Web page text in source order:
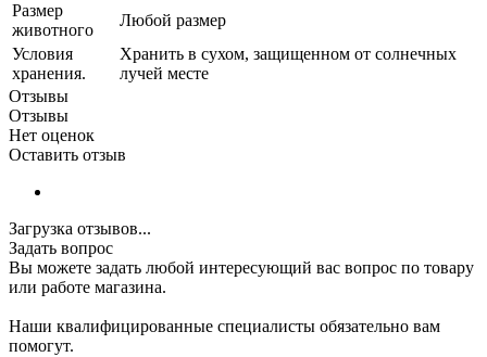
Размер
животного
Любой размер
Условия
хранения.
Хранить в сухом, защищенном от солнечных
лучей месте
Отзывы
Отзывы
Нет оценок
Оставить отзыв
Загрузка отзывов...
Задать вопрос
Вы можете задать любой интересующий вас вопрос по товару
или работе магазина.
Наши квалифицированные специалисты обязательно вам
помогут.